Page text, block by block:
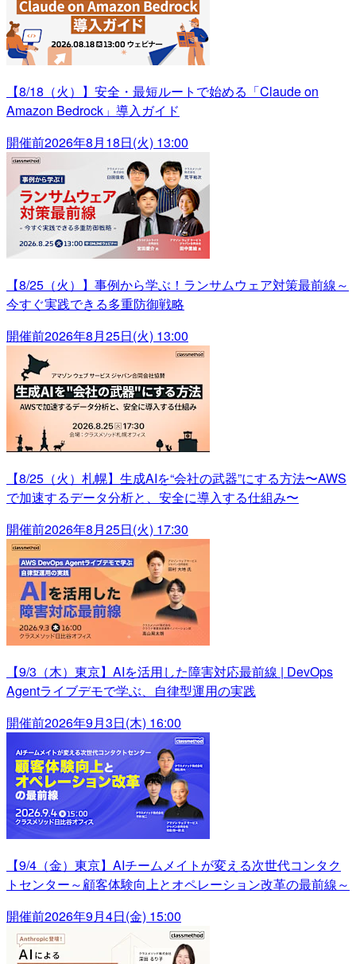
【8/18（火）】安全・最短ルートで始める「Claude on
Amazon Bedrock」導入ガイド
開催前2026年8月18日(火) 13:00
【8/25（火）】事例から学ぶ！ランサムウェア対策最前線～
今すぐ実践できる多重防御戦略
開催前2026年8月25日(火) 13:00
【8/25（火）札幌】生成AIを“会社の武器”にする方法〜AWS
で加速するデータ分析と、安全に導入する仕組み〜
開催前2026年8月25日(火) 17:30
【9/3（木）東京】AIを活用した障害対応最前線 | DevOps
Agentライブデモで学ぶ、自律型運用の実践
開催前2026年9月3日(木) 16:00
【9/4（金）東京】AIチームメイトが変える次世代コンタク
トセンター～顧客体験向上とオペレーション改革の最前線～
開催前2026年9月4日(金) 15:00